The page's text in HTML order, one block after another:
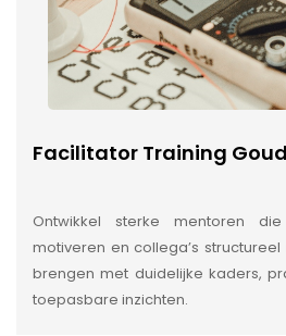
Facilitator Training
Ontwikkel sterke mentoren
motiveren en collega’s
brengen met duidelijke kaders,
toepasbare inzichten.